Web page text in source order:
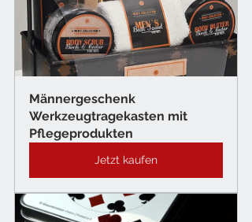
Männergeschenk
Werkzeugtragekasten mit
Pflegeprodukten
Jetzt kaufen